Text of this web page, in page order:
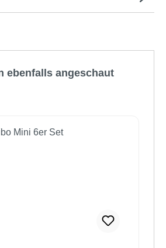
ebenfalls angeschaut